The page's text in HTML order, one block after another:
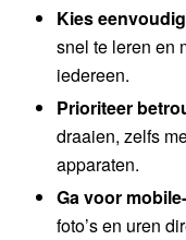
Kies
snel te leren en
iedereen.
Prioriteer
draaien, zelfs
apparaten.
Ga voor
foto’s en uren